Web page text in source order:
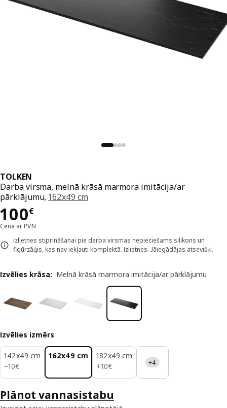
TOLKEN
Darba virsma, melnā krāsā marmora imitācija/ar
pārklājumu, 162x49 cm
100€
Cena 100€
Cena ar PVN
Izlietnes stiprināšanai pie darba virsmas nepieciešams silikons un
figūrzāģis, kas nav iekļauti komplektā. Izlietnes. Jāiegādājas atsevišķi.
Izvēlies krāsa: Melnā krāsā marmora imitācija/ar pārklājumu
Izvēlies izmērs
142x49 cm
−10€
10€
162x49 cm
182x49 cm
+10€
10€ +4
Plānot vannasistabu